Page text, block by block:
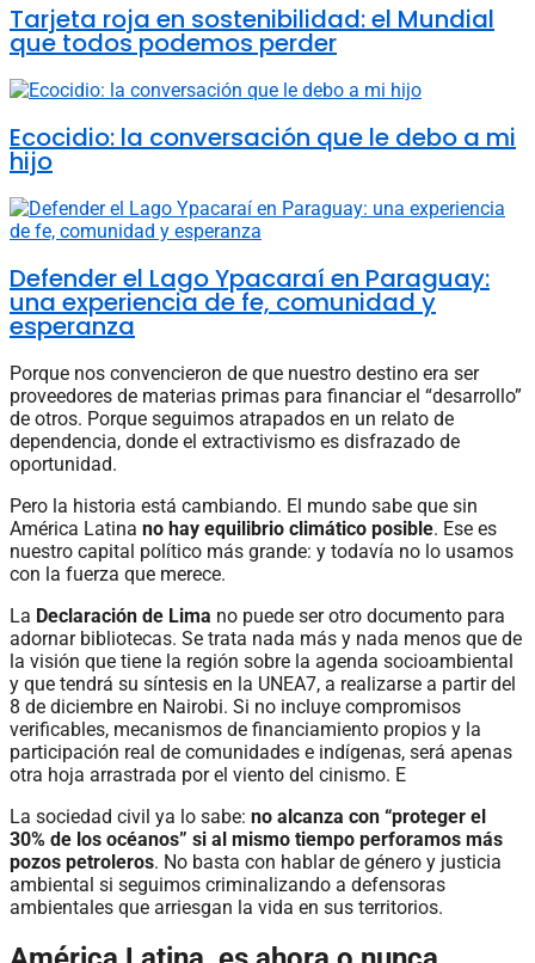
Tarjeta roja en sostenibilidad: el Mundial
que todos podemos perder
Ecocidio: la conversación que le debo a mi
hijo
Defender el Lago Ypacaraí en Paraguay:
una experiencia de fe, comunidad y
esperanza
Porque nos convencieron de que nuestro destino era ser
proveedores de materias primas para financiar el “desarrollo”
de otros. Porque seguimos atrapados en un relato de
dependencia, donde el extractivismo es disfrazado de
oportunidad.
Pero la historia está cambiando. El mundo sabe que sin
América Latina no hay equilibrio climático posible. Ese es
nuestro capital político más grande: y todavía no lo usamos
con la fuerza que merece.
La Declaración de Lima no puede ser otro documento para
adornar bibliotecas. Se trata nada más y nada menos que de
la visión que tiene la región sobre la agenda socioambiental
y que tendrá su síntesis en la UNEA7, a realizarse a partir del
8 de diciembre en Nairobi. Si no incluye compromisos
verificables, mecanismos de financiamiento propios y la
participación real de comunidades e indígenas, será apenas
otra hoja arrastrada por el viento del cinismo. E
La sociedad civil ya lo sabe: no alcanza con “proteger el
30% de los océanos” si al mismo tiempo perforamos más
pozos petroleros. No basta con hablar de género y justicia
ambiental si seguimos criminalizando a defensoras
ambientales que arriesgan la vida en sus territorios.